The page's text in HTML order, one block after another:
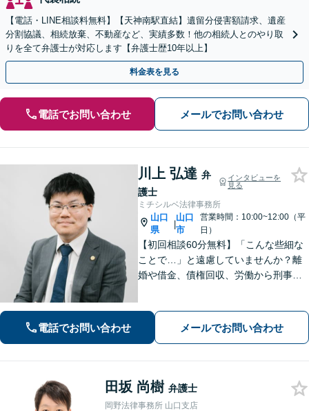
【電話・LINE相談料無料】【天神南駅直結】遺留分侵害額請求、遺産
分割協議、相続放棄、不動産など、実績多数！他の相続人とのやり取
りを全て弁護士が対応します【弁護士歴10年以上】
料金表を見る
電話でお問い合わせ メールでお問い合わせ
川上 弘達 弁
護士
インタビューを
見る
ミチシルベ法律事務所
山口
県
|
山口
市
営業時間：10:00~12:00（平
日）
【初回相談60分無料】「こんな些細な
ことで…」と遠慮していませんか？離
婚や借金、債権回収、労働から刑事事
ています。どんな小さなお悩みでも誠
心誠意お伺いいたします。気軽にご相
電話でお問い合わせ メールでお問い合わせ
田坂 尚樹 弁護士
岡野法律事務所 山口支店